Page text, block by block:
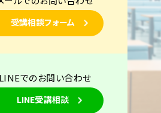
受講相談フォーム
LINEでのお問い合わせ
LINE受講相談